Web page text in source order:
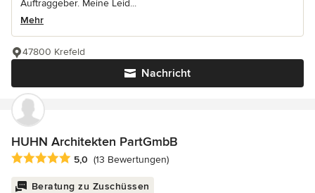
Auftraggeber. Meine Leid...
Mehr
Nachricht
47800 Krefeld
HUHN Architekten PartGmbB
Durchschnittliche Bewertung: 5 von 5 Sternen
5,0 (13 Bewertungen)
Beratung zu Zuschüssen